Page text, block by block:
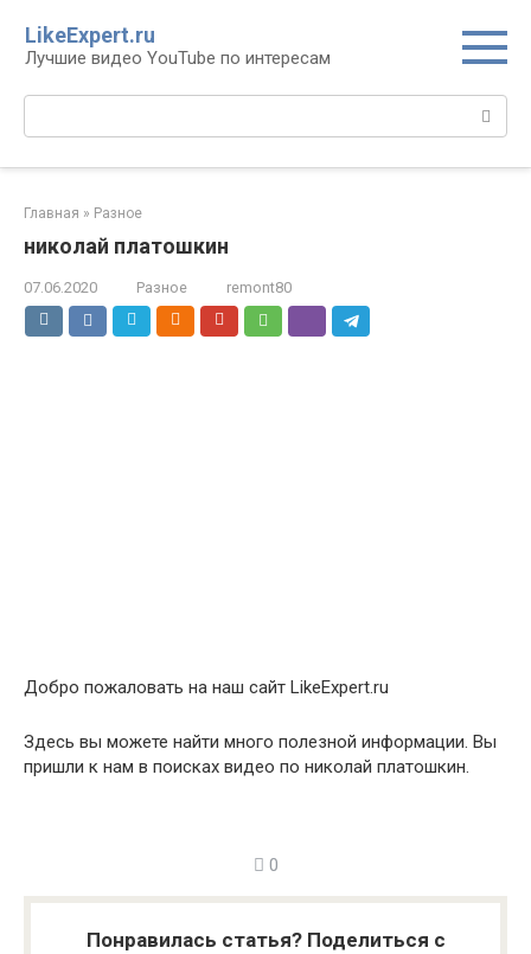
контенту
LikeExpert.ru
Лучшие видео YouTube по интересам
Главная » Разное
николай платошкин
07.06.2020 Разное remont80
Добро пожаловать на наш сайт LikeExpert.ru
Здесь вы можете найти много полезной информации. Вы
пришли к нам в поисках видео по николай платошкин.
0
Понравилась статья? Поделиться с